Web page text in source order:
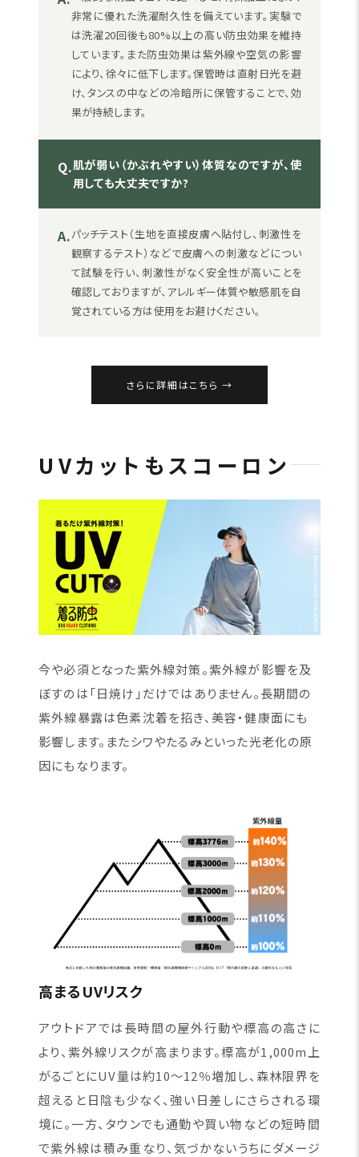
非常に優れた洗濯耐久性を備えています。実験で
は洗濯20回後も80%以上の高い防虫効果を維持
しています。また防虫効果は紫外線や空気の影響
により、徐々に低下します。保管時は直射日光を避
け、タンスの中などの冷暗所に保管することで、効
果が持続します。
Q.肌が弱い（かぶれやすい）体質なのですが、使
用しても大丈夫ですか?
A.パッチテスト（生地を直接皮膚へ貼付し、刺激性を
観察するテスト）などで皮膚への刺激などについ
て試験を行い、刺激性がなく安全性が高いことを
確認しておりますが、アレルギー体質や敏感肌を自
覚されている方は使用をお避けください。
さらに詳細はこちら
UVカットもスコーロン
今や必須となった紫外線対策。紫外線が影響を及
ぼすのは「日焼け」だけではありません。長期間の
紫外線暴露は色素沈着を招き、美容・健康面にも
影響します。またシワやたるみといった光老化の原
因にもなります。
高まるUVリスク
アウトドアでは長時間の屋外行動や標高の高さに
より、紫外線リスクが高まります。標高が1,000m上
がるごとにUV量は約10〜12％増加し、森林限界を
超えると日陰も少なく、強い日差しにさらされる環
境に。一方、タウンでも通勤や買い物などの短時間
で紫外線は積み重なり、気づかないうちにダメージ